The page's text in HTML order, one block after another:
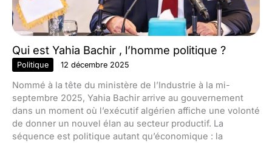
Qui est Yahia Bachir , l’homme politique ?
Politique 12 décembre 2025
Nommé à la tête du ministère de l’Industrie à la mi-
septembre 2025, Yahia Bachir arrive au gouvernement
dans un moment où l’exécutif algérien affiche une volonté
de donner un nouvel élan au secteur productif. La
séquence est politique autant qu’économique : la